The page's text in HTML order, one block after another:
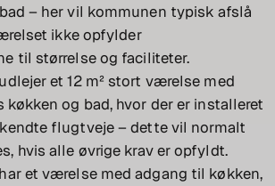
– her vil kommunen typisk afslå
ikke opfylder
til størrelse og faciliteter.
et 12 m² stort værelse med
og bad, hvor der er installeret
flugtveje – dette vil normalt
hvis alle øvrige krav er opfyldt.
et værelse med adgang til køkken,